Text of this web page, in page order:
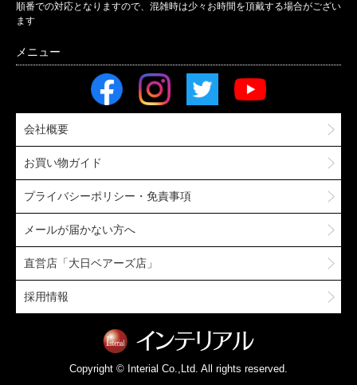
順番での対応となりますので、混雑時は少々お時間を頂戴する場合がござい
ます
会社概要
お買い物ガイド
プライバシーポリシー・免責事項
メールが届かない方へ
直営店「大日ベアーズ店」
採用情報
Copyright © Interial Co.,Ltd. All rights reserved.